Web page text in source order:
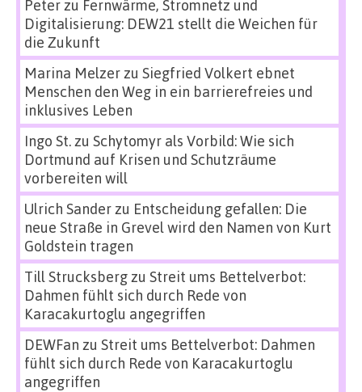
Peterzu Fernwärme, Stromnetz und
Digitalisierung: DEW21 stellt die Weichen für
die Zukunft
Marina Melzerzu Siegfried Volkert ebnet
Menschen den Weg in ein barrierefreies und
inklusives Leben
Ingo St.zu Schytomyr als Vorbild: Wie sich
Dortmund auf Krisen und Schutzräume
vorbereiten will
Ulrich Sanderzu Entscheidung gefallen: Die
neue Straße in Grevel wird den Namen von Kurt
Goldstein tragen
Till Strucksbergzu Streit ums Bettelverbot:
Dahmen fühlt sich durch Rede von
Karacakurtoglu angegriffen
DEWFan zu Streit ums Bettelverbot: Dahmen
fühlt sich durch Rede von Karacakurtoglu
angegriffen